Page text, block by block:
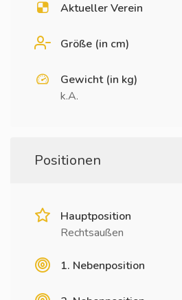
Aktueller Verein
Größe (in cm)
Gewicht (in kg)
k.A.
Positionen
Hauptposition
Rechtsaußen
1. Nebenposition